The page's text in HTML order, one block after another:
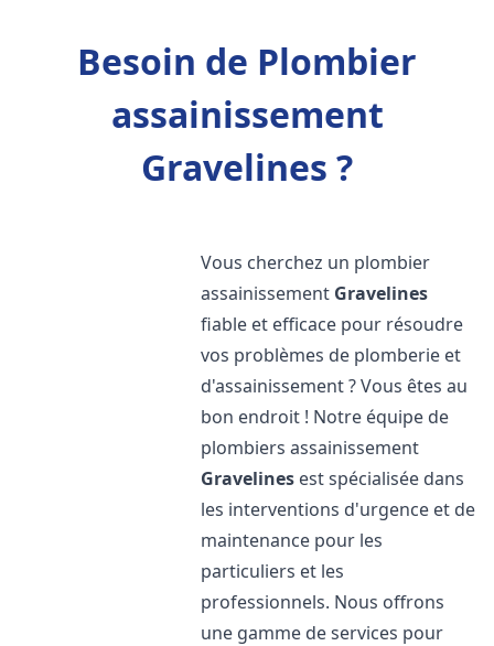
Besoin de Plombier
assainissement
Gravelines ?
Vous cherchez un plombier
assainissement Gravelines
fiable et efficace pour résoudre
vos problèmes de plomberie et
d'assainissement ? Vous êtes au
bon endroit ! Notre équipe de
plombiers assainissement
Gravelines est spécialisée dans
les interventions d'urgence et de
maintenance pour les
particuliers et les
professionnels. Nous offrons
une gamme de services pour